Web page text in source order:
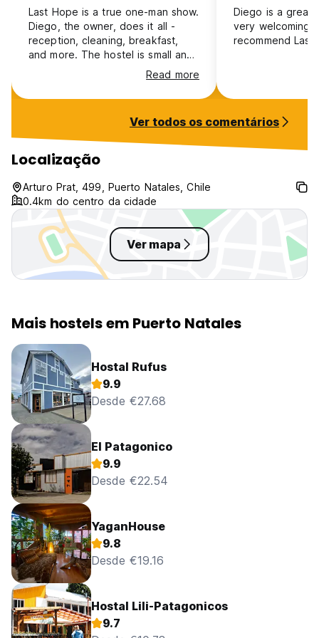
Last Hope is a true one-man show.
Diego, the owner, does it all -
reception, cleaning, breakfast,
and more. The hostel is small and
basic, but very welcoming, like
staying at a friend’s house. If you
want hotel-style comfort and
you appreciate a personal touch
and good vibes, you’ll enjoy it.
The location is great, beds are
comfy, and it’s quiet after 11 PM.
Maintenance is lacking a bit, but
I’d still come back and recommend
it to those who get the vibe.
Read more
Diego is a great
very welcoming!
recommend Last
Ver todos os comentários
Localização
Arturo Prat, 499, Puerto Natales, Chile
0.4km do centro da cidade
Ver mapa
Mais hostels em Puerto Natales
Hostal Rufus
9.9
Desde €27.68
El Patagonico
9.9
Desde €22.54
YaganHouse
9.8
Desde €19.16
Hostal Lili-Patagonicos
9.7